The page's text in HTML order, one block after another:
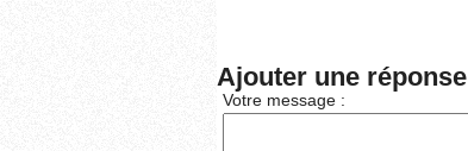
Ajouter une réponse
Votre message :